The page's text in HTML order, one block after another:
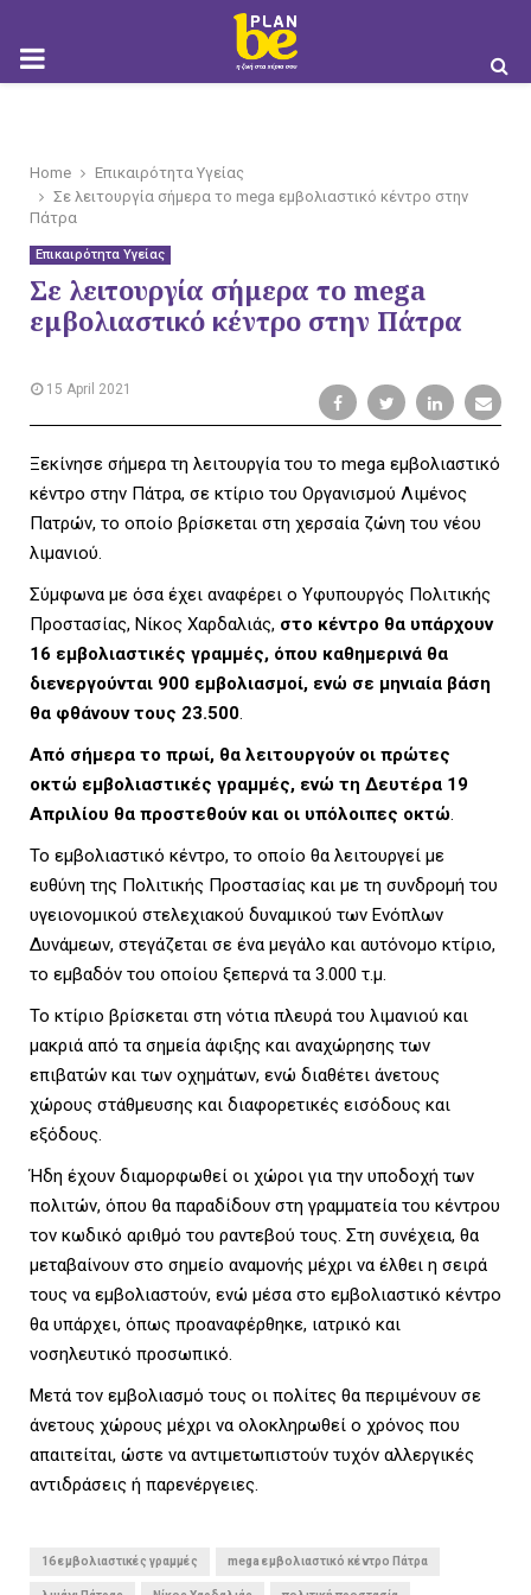
M
O
B
L
E
M
E
N
U
Home
Επικαιρότητα Υγείας
Σε λειτουργία σήμερα το mega εμβολιαστικό κέντρο στην
Πάτρα
Επικαιρότητα Υγείας
Σε λειτουργία σήμερα το mega
εμβολιαστικό κέντρο στην Πάτρα
15 April 2021
Ξεκίνησε σήμερα τη λειτουργία του το mega εμβολιαστικό
κέντρο στην Πάτρα, σε κτίριο του Οργανισμού Λιμένος
Πατρών, το οποίο βρίσκεται στη χερσαία ζώνη του νέου
λιμανιού.
Σύμφωνα με όσα έχει αναφέρει ο Υφυπουργός Πολιτικής
Προστασίας, Νίκος Χαρδαλιάς, στο κέντρο θα υπάρχουν
16 εμβολιαστικές γραμμές, όπου καθημερινά θα
διενεργούνται 900 εμβολιασμοί, ενώ σε μηνιαία βάση
θα φθάνουν τους 23.500.
Από σήμερα το πρωί, θα λειτουργούν οι πρώτες
οκτώ εμβολιαστικές γραμμές, ενώ τη Δευτέρα 19
Απριλίου θα προστεθούν και οι υπόλοιπες οκτώ.
Το εμβολιαστικό κέντρο, το οποίο θα λειτουργεί με
ευθύνη της Πολιτικής Προστασίας και με τη συνδρομή του
υγειονομικού στελεχιακού δυναμικού των Ενόπλων
Δυνάμεων, στεγάζεται σε ένα μεγάλο και αυτόνομο κτίριο,
το εμβαδόν του οποίου ξεπερνά τα 3.000 τ.μ.
Το κτίριο βρίσκεται στη νότια πλευρά του λιμανιού και
μακριά από τα σημεία άφιξης και αναχώρησης των
επιβατών και των οχημάτων, ενώ διαθέτει άνετους
χώρους στάθμευσης και διαφορετικές εισόδους και
εξόδους.
Ήδη έχουν διαμορφωθεί οι χώροι για την υποδοχή των
πολιτών, όπου θα παραδίδουν στη γραμματεία του κέντρου
τον κωδικό αριθμό του ραντεβού τους. Στη συνέχεια, θα
μεταβαίνουν στο σημείο αναμονής μέχρι να έλθει η σειρά
τους να εμβολιαστούν, ενώ μέσα στο εμβολιαστικό κέντρο
θα υπάρχει, όπως προαναφέρθηκε, ιατρικό και
νοσηλευτικό προσωπικό.
Μετά τον εμβολιασμό τους οι πολίτες θα περιμένουν σε
άνετους χώρους μέχρι να ολοκληρωθεί ο χρόνος που
απαιτείται, ώστε να αντιμετωπιστούν τυχόν αλλεργικές
αντιδράσεις ή παρενέργειες.
16 εμβολιαστικές γραμμές mega εμβολιαστικό κέντρο Πάτρα